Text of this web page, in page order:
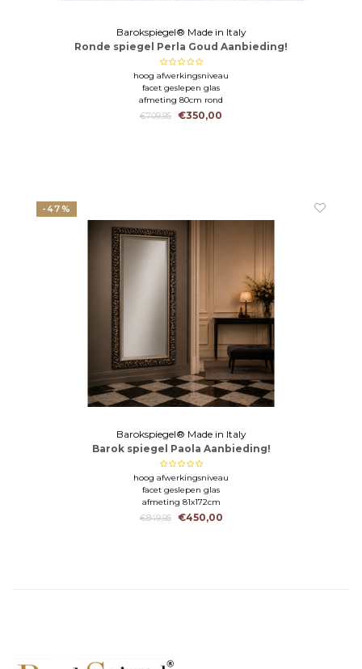
Barokspiegel® Made in Italy
Ronde spiegel Perla Goud Aanbieding!
hoog afwerkingsniveau
facet geslepen glas
afmeting 80cm rond
€709,95
€350,00
-47%
Barokspiegel® Made in Italy
Barok spiegel Paola Aanbieding!
hoog afwerkingsniveau
facet geslepen glas
afmeting 81x172cm
€849,95
€450,00